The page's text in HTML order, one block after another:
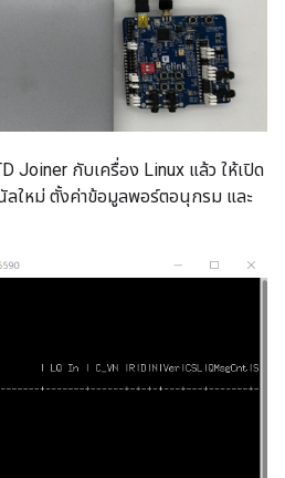
Joiner กับเครื่อง Linux แล้ว ให้เปิด
ลใหม่ ตั้งค่าข้อมูลพอร์ตอนุกรม และ